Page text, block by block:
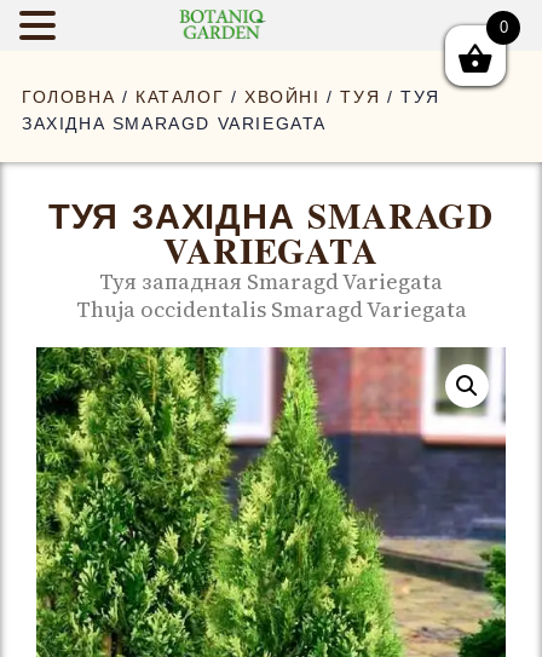
ГОЛОВНА / КАТАЛОГ /ХВОЙНІ /ТУЯ / ТУЯ
ЗАХІДНА SMARAGD VARIEGATA
ТУЯ ЗАХІДНА SMARAGD
VARIEGATA
Туя западная Smaragd Variegata
Thuja occidentalis Smaragd Variegata
0